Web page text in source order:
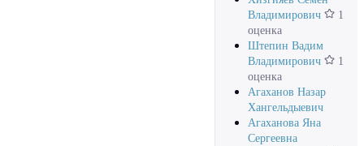
Владимирович
1
оценка
Штепин Вадим
Владимирович
1
оценка
Агаханов Назар
Хангельдыевич
Агаханова Яна
Сергеевна